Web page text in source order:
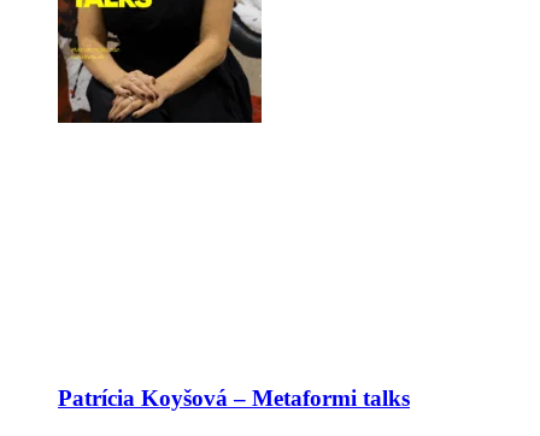
Patrícia Koyšová – Metaformi talks